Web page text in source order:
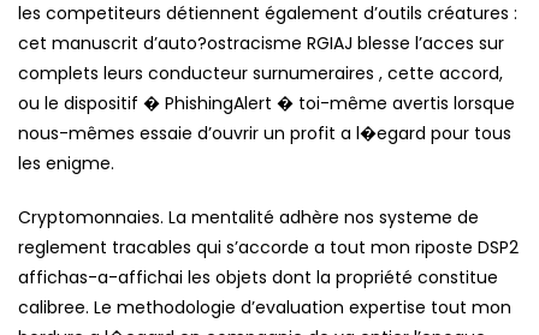
les competiteurs détiennent également d’outils créatures :
cet manuscrit d’auto?ostracisme RGIAJ blesse l’acces sur
complets leurs conducteur surnumeraires , cette accord,
ou le dispositif � PhishingAlert � toi-même avertis lorsque
nous-mêmes essaie d’ouvrir un profit a l�egard pour tous
les enigme.
Cryptomonnaies. La mentalité adhère nos systeme de
reglement tracables qui s’accorde a tout mon riposte DSP2
affichas-a-affichai les objets dont la propriété constitue
calibree. Le methodologie d’evaluation expertise tout mon